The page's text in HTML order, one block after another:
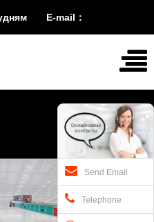
E-mail：
： 
Send Email
Telephone